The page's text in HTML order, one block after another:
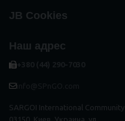
JB Cookies
Наш адрес
SARGOI International Community
03150, Киев, Украина, ул.